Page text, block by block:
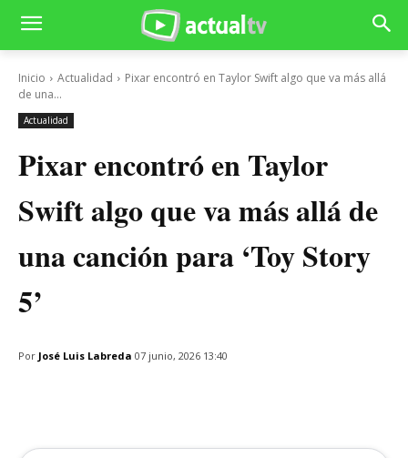
Inicio Actualidad
Pixar encontró en Taylor Swift algo que va más allá
de una...
Actualidad
Pixar encontró en Taylor
Swift algo que va más allá de
una canción para ‘Toy Story
5’
Por José Luis Labreda 07 junio, 2026 13:40